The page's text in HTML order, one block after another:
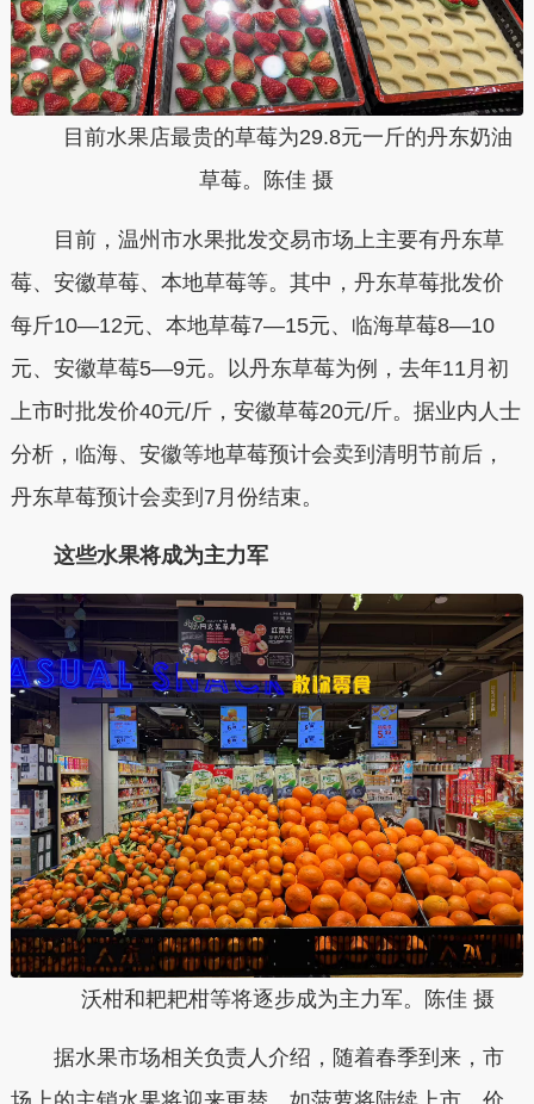
目前水果店最贵的草莓为29.8元一斤的丹东奶油
草莓。陈佳 摄
目前，温州市水果批发交易市场上主要有丹东草
莓、安徽草莓、本地草莓等。其中， 丹东草莓批发价
每斤10—12元、本地草莓7—15元、临海草莓8—10
元、安徽草莓5—9元。以丹东草莓为例，去年11月初
上市时批发价40元/斤，安徽草莓20元/斤。据业内人士
分析， 临海、安徽等地草莓预计会卖到清明节前后，
丹东草莓预计会卖到7月份结束。
这些水果将成为主力军
沃柑和耙耙柑等将逐步成为主力军。陈佳 摄
据水果市场相关负责人介绍，随着春季到来，市